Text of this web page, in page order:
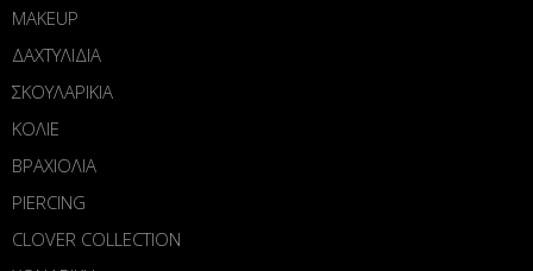
MAKEUP
ΔΑΧΤΥΛΙΔΙΑ
ΣΚΟΥΛΑΡΙΚΙΑ
ΚΟΛΙΕ
ΒΡΑΧΙΟΛΙΑ
PIERCING
CLOVER COLLECTION